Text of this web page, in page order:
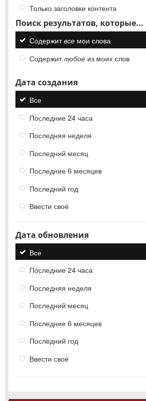
Только заголовки контента
Поиск результатов, которые...
Содержитвсе мои слова
Содержитлюбое из моих слов
Дата создания
Все
Последние 24 часа
Последняя неделя
Последний месяц
Последние 6 месяцев
Последний год
Ввести своё
Дата обновления
Все
Последние 24 часа
Последняя неделя
Последний месяц
Последние 6 месяцев
Последний год
Ввести своё